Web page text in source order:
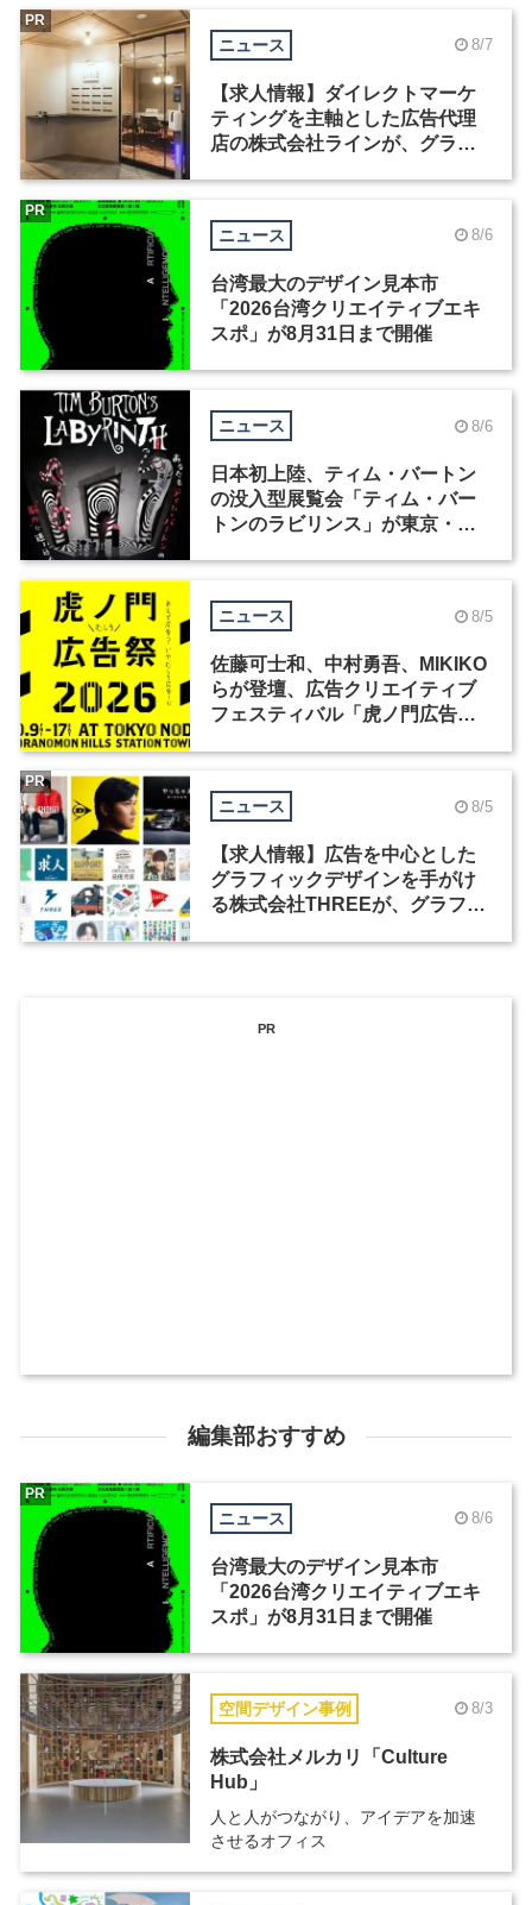
ニュース 8/7
【求人情報】ダイレクトマーケ
ティングを主軸とした広告代理
店の株式会社ラインが、グラフ
PR
ニュース 8/6
台湾最大のデザイン見本市
「2026台湾クリエイティブエキ
スポ」が8月31日まで開催
PR
ニュース 8/6
日本初上陸、ティム・バートン
の没入型展覧会「ティム・バー
トンのラビリンス」が東京・豊
ニュース 8/5
佐藤可士和、中村勇吾、MIKIKO
らが登壇、広告クリエイティブ
フェスティバル「虎ノ門広告
ニュース 8/5
【求人情報】広告を中心とした
グラフィックデザインを手がけ
る株式会社THREEが、グラフィ
PR
PR
編集部おすすめ
ニュース 8/6
台湾最大のデザイン見本市
「2026台湾クリエイティブエキ
スポ」が8月31日まで開催
PR
空間デザイン事例 8/3
株式会社メルカリ「Culture
Hub」
人と人がつながり、アイデアを加速
させるオフィス